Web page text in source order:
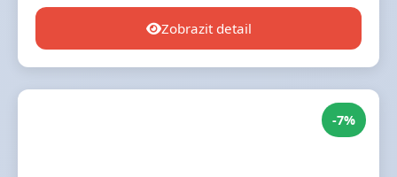
Zobrazit detail
-7%